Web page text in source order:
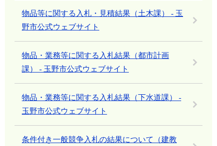
物品等に関する入札・見積結果（土木課） - 玉
野市公式ウェブサイト
物品・業務等に関する入札結果（都市計画
課） - 玉野市公式ウェブサイト
物品・業務等に関する入札結果（下水道課） -
玉野市公式ウェブサイト
条件付き一般競争入札の結果について（建教